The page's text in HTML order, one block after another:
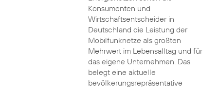
Konsumenten und
Wirtschaftsentscheider in
Deutschland die Leistung der
Mobilfunknetze als größten
Mehrwert im Lebensalltag und für
das eigene Unternehmen. Das
belegt eine aktuelle
bevölkerungsrepräsentative